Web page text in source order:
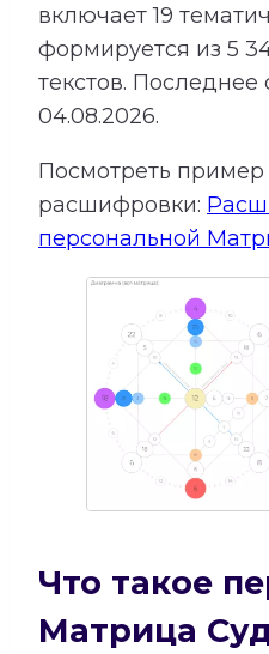
включает19
формируется из 5
текстов.
04.08.2026.
Посмотреть
расшифровки:
персональной
Что такое
Матрица